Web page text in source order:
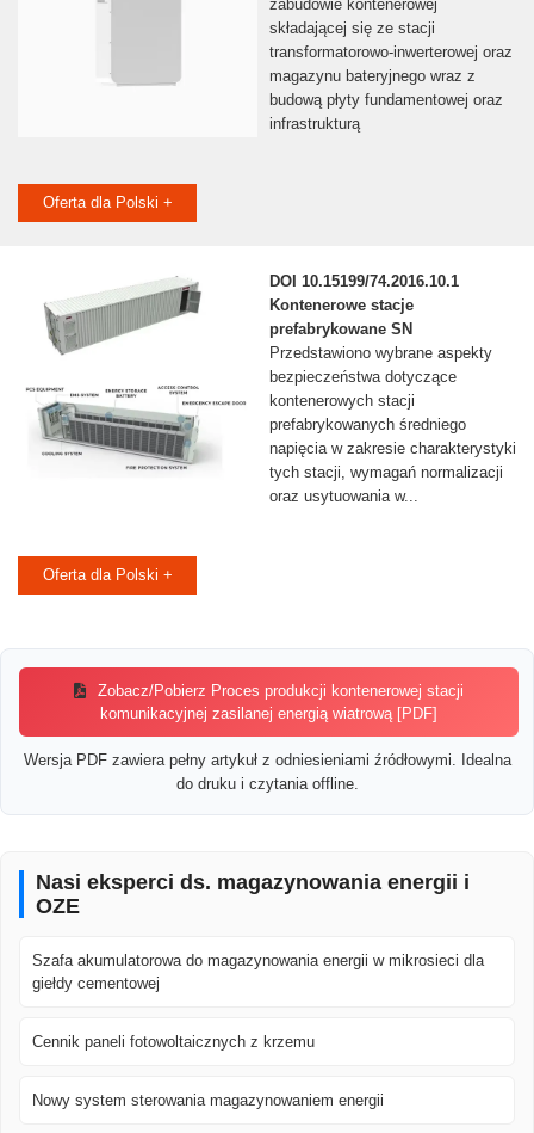
zabudowie kontenerowej
składającej się ze stacji
transformatorowo-inwerterowej oraz
magazynu bateryjnego wraz z
budową płyty fundamentowej oraz
infrastrukturą
Oferta dla Polski +
DOI 10.15199/74.2016.10.1
Kontenerowe stacje
prefabrykowane SN
Przedstawiono wybrane aspekty
bezpieczeństwa dotyczące
kontenerowych stacji
prefabrykowanych średniego
napięcia w zakresie charakterystyki
tych stacji, wymagań normalizacji
oraz usytuowania w...
Oferta dla Polski +
Zobacz/Pobierz Proces produkcji kontenerowej stacji
komunikacyjnej zasilanej energią wiatrową [PDF]
Wersja PDF zawiera pełny artykuł z odniesieniami źródłowymi. Idealna
do druku i czytania offline.
Nasi eksperci ds. magazynowania energii i
OZE
Szafa akumulatorowa do magazynowania energii w mikrosieci dla
giełdy cementowej
Cennik paneli fotowoltaicznych z krzemu
Nowy system sterowania magazynowaniem energii